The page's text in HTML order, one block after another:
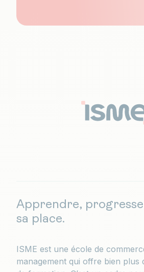
Apprendre,
sa place.
ISME est une école de
management qui offre bien plus